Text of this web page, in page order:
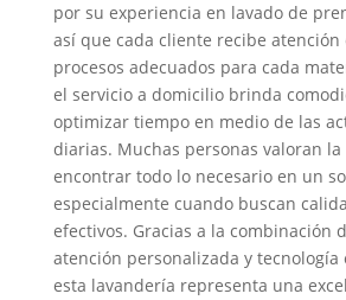
por su experiencia en lavado de
así que cada cliente recibe atención
procesos adecuados para cada
el servicio a domicilio brinda
optimizar tiempo en medio de las
diarias. Muchas personas valoran
encontrar todo lo necesario en un
especialmente cuando buscan
efectivos. Gracias a la combinación
atención personalizada y tecnología
esta lavandería representa una